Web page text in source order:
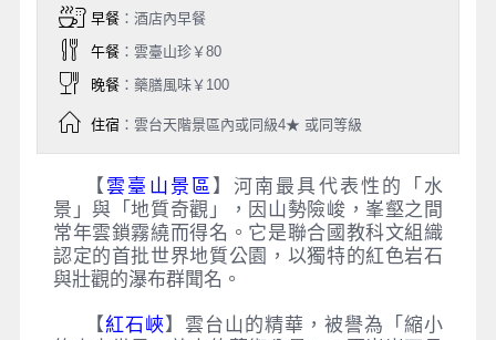
早餐：酒店內早餐
午餐：雲臺山珍￥80
晚餐：藥膳風味￥100
住宿：雲台天階景區內或同級4★ 或同等級
【雲臺山景區 】河南最具代表性的「水
景」與「地質奇觀」，因山勢險峻，峯壑之間
常年雲鎖霧繞而得名。它是聯合國教科文組織
認定的首批世界地質公園，以獨特的紅色岩石
與壯觀的瀑布群聞名。
【紅石峽】雲台山的精華，被譽為「縮小